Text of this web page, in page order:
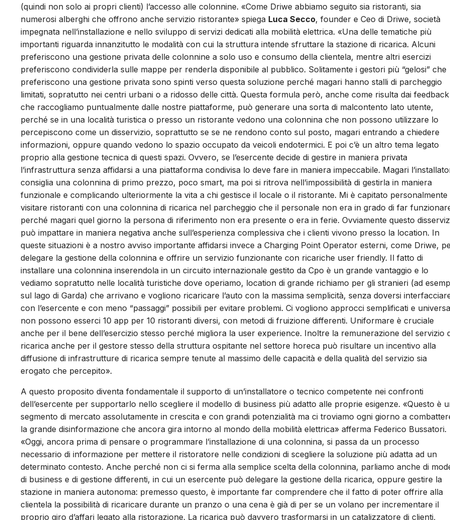
(quindi non solo ai propri clienti) l’accesso alle colonnine. «Come Driwe abbiamo seguito sia ristoranti, sia
numerosi alberghi che offrono anche servizio ristorante» spiega Luca Secco, founder e Ceo di Driwe, società
impegnata nell’installazione e nello sviluppo di servizi dedicati alla mobilità elettrica. «Una delle tematiche più
importanti riguarda innanzitutto le modalità con cui la struttura intende sfruttare la stazione di ricarica. Alcuni
preferiscono una gestione privata delle colonnine a solo uso e consumo della clientela, mentre altri esercizi
preferiscono condividerla sulle mappe per renderla disponibile al pubblico. Solitamente i gestori più “gelosi” che
preferiscono una gestione privata sono spinti verso questa soluzione perché magari hanno stalli di parcheggio
limitati, sopratutto nei centri urbani o a ridosso delle città. Questa formula però, anche come risulta dai feedback
che raccogliamo puntualmente dalle nostre piattaforme, può generare una sorta di malcontento lato utente,
perché se in una località turistica o presso un ristorante vedono una colonnina che non possono utilizzare lo
percepiscono come un disservizio, soprattutto se se ne rendono conto sul posto, magari entrando a chiedere
informazioni, oppure quando vedono lo spazio occupato da veicoli endotermici. E poi c’è un altro tema legato
proprio alla gestione tecnica di questi spazi. Ovvero, se l’esercente decide di gestire in maniera privata
l’infrastruttura senza affidarsi a una piattaforma condivisa lo deve fare in maniera impeccabile. Magari
consiglia una colonnina di primo prezzo, poco smart, ma poi si ritrova nell’impossibilità di gestirla in maniera
funzionale e complicando ulteriormente la vita a chi gestisce il locale o il ristorante. Mi è capitato personalmente
visitare ristoranti con una colonnina di ricarica nel parcheggio che il personale non era in grado di far
perché magari quel giorno la persona di riferimento non era presente o era in ferie. Ovviamente questo
può impattare in maniera negativa anche sull’esperienza complessiva che i clienti vivono presso la location. In
queste situazioni è a nostro avviso importante affidarsi invece a Charging Point Operator esterni, come Driwe,
delegare la gestione della colonnina e offrire un servizio funzionante con ricariche user friendly. Il fatto di
installare una colonnina inserendola in un circuito internazionale gestito da Cpo è un grande vantaggio e lo
vediamo sopratutto nelle località turistiche dove operiamo, location di grande richiamo per gli stranieri (ad
sul lago di Garda) che arrivano e vogliono ricaricare l’auto con la massima semplicità, senza doversi
con l’esercente e con meno “passaggi” possibili per evitare problemi. Ci vogliono approcci semplificati e
non possono esserci 10 app per 10 ristoranti diversi, con metodi di fruizione differenti. Uniformare è cruciale
anche per il bene dell’esercizio stesso perché migliora la user experience. Inoltre la remunerazione del servizio
ricarica anche per il gestore stesso della struttura ospitante nel settore horeca può risultare un incentivo alla
diffusione di infrastrutture di ricarica sempre tenute al massimo delle capacità e della qualità del servizio sia
erogato che percepito».
A questo proposito diventa fondamentale il supporto di un’installatore o tecnico competente nei confronti
dell’esercente per supportarlo nello scegliere il modello di business più adatto alle proprie esigenze. «Questo è
segmento di mercato assolutamente in crescita e con grandi potenzialità ma ci troviamo ogni giorno a
la grande disinformazione che ancora gira intorno al mondo della mobilità elettrica» afferma Federico Bussatori.
«Oggi, ancora prima di pensare o programmare l’installazione di una colonnina, si passa da un processo
necessario di informazione per mettere il ristoratore nelle condizioni di scegliere la soluzione più adatta ad un
determinato contesto. Anche perché non ci si ferma alla semplice scelta della colonnina, parliamo anche di
di business e di gestione differenti, in cui un esercente può delegare la gestione della ricarica, oppure gestire la
stazione in maniera autonoma: premesso questo, è importante far comprendere che il fatto di poter offrire alla
clientela la possibilità di ricaricare durante un pranzo o una cena è già di per se un volano per incrementare il
proprio giro d’affari legato alla ristorazione. La ricarica può davvero trasformarsi in un catalizzatore di clienti,